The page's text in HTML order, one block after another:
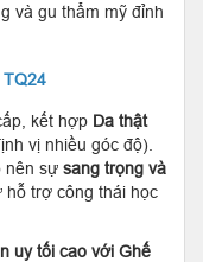
và gu thẩm mỹ đỉnh
TQ24
kết hợp Da thật
vị nhiều góc độ).
nên sự sang trọng và
hỗ trợ công thái học
uy tối cao với Ghế